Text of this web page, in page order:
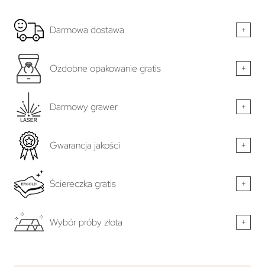
Darmowa dostawa +
Ozdobne opakowanie gratis +
Darmowy grawer +
Gwarancja jakości +
Ściereczka gratis +
Wybór próby złota +